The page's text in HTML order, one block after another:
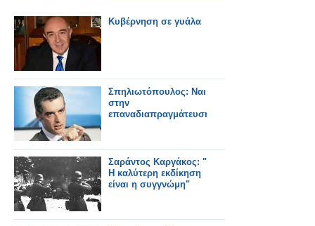
Κυβέρνηση σε γυάλα
Σπηλιωτόπουλος: Ναι
στην
επαναδιαπραγμάτευση
Σαράντος Καργάκος: "
H καλύτερη εκδίκηση
είναι η συγγνώμη"